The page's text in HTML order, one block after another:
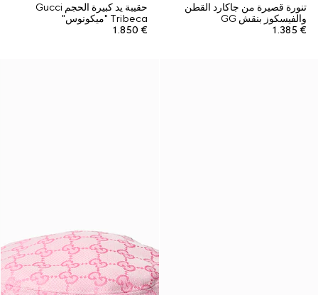
تنورة قصيرة من جاكارد القطن
والفيسكوز بنقش GG
€ 1.385
حقيبة يد كبيرة الحجم Gucci
Tribeca "ميكونوس"
€ 1.850